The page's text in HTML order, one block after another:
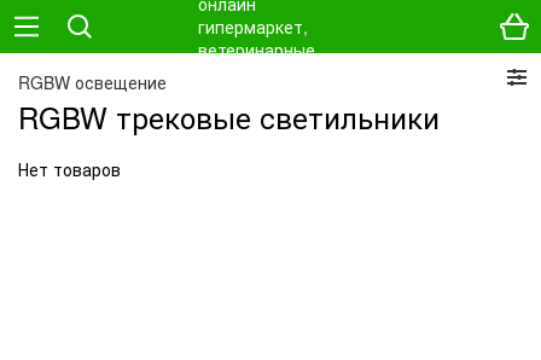
RGBW освещение
RGBW трековые светильники
Нет товаров